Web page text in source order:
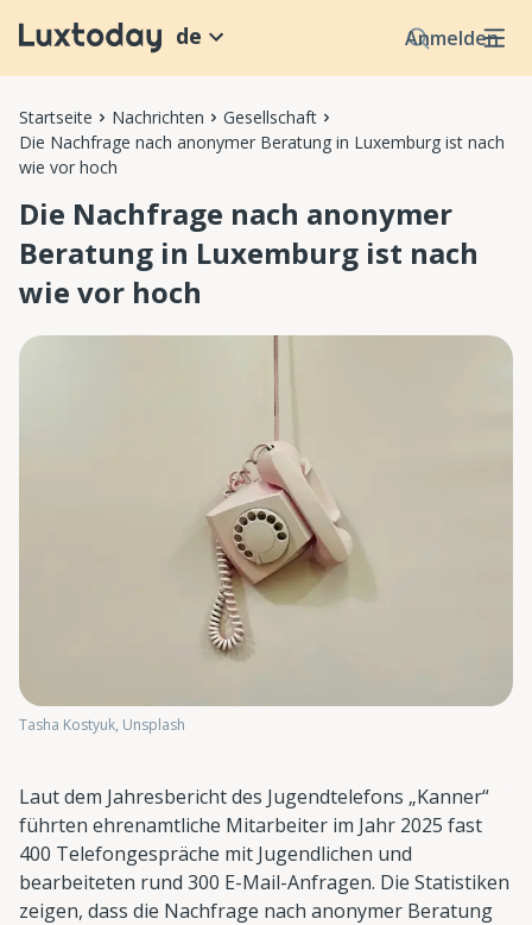
Anmelden
de
Startseite Nachrichten
Gesellschaft
Die Nachfrage nach anonymer Beratung in Luxemburg ist nach
wie vor hoch
Die Nachfrage nach anonymer
Beratung in Luxemburg ist nach
wie vor hoch
Tasha Kostyuk, Unsplash
Laut dem Jahresbericht des Jugendtelefons „Kanner“
führten ehrenamtliche Mitarbeiter im Jahr 2025 fast
400 Telefongespräche mit Jugendlichen und
bearbeiteten rund 300 E-Mail-Anfragen. Die Statistiken
zeigen, dass die Nachfrage nach anonymer Beratung